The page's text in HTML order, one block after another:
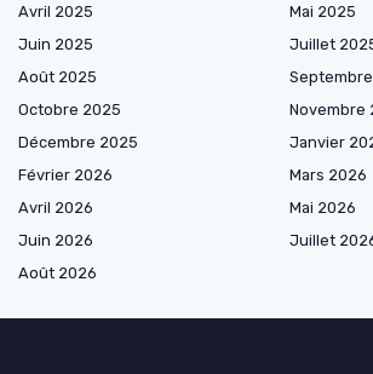
Avril 2025
Mai 2025
Juin 2025
Juillet
Août 2025
Octobre 2025
Novembre
Décembre 2025
Janvier
Février 2026
Mars 2026
Avril 2026
Mai 2026
Juin 2026
Juillet
Août 2026